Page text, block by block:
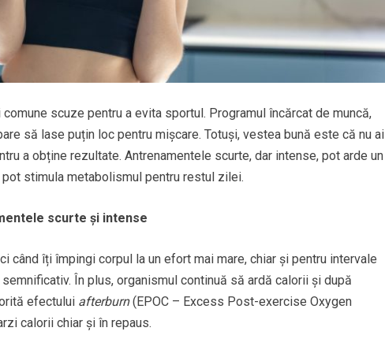
scuze pentru a evita sportul. Programul încărcat de muncă,
să lase puțin loc pentru mișcare. Totuși, vestea bună este că nu ai
a obține rezultate. Antrenamentele scurte, dar intense, pot arde un
stimula metabolismul pentru restul zilei.
scurte și intense
când îți împingi corpul la un efort mai mare, chiar și pentru intervale
În plus, organismul continuă să ardă calorii și după
efectului afterburn(EPOC – Excess Post-exercise Oxygen
calorii chiar și în repaus.